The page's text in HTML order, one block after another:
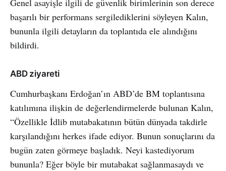
Genel asayişle ilgili de güvenlik birimlerinin son derece
başarılı bir performans sergilediklerini söyleyen Kalın,
bununla ilgili detayların da toplantıda ele alındığını
bildirdi.
ABD ziyareti
Cumhurbaşkanı Erdoğan’ın ABD’de BM toplantısına
katılımına ilişkin de değerlendirmelerde bulunan Kalın,
“Özellikle İdlib mutabakatının bütün dünyada takdirle
karşılandığını herkes ifade ediyor. Bunun sonuçlarını da
bugün zaten görmeye başladık. Neyi kastediyorum
bununla? Eğer böyle bir mutabakat sağlanmasaydı ve